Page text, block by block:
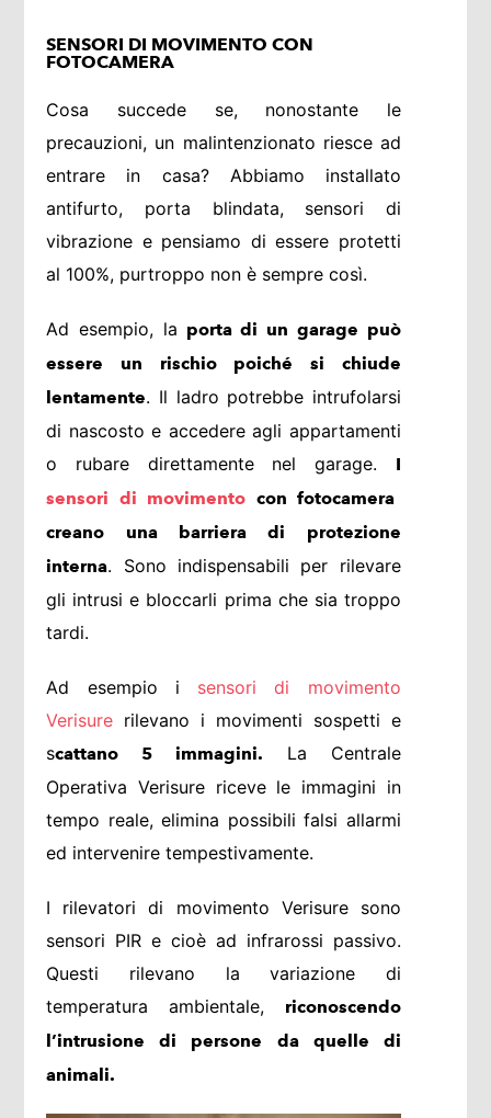
SENSORI DI MOVIMENTO CON
FOTOCAMERA
Cosa succede se, nonostante le
precauzioni, un malintenzionato riesce ad
entrare in casa? Abbiamo installato
antifurto, porta blindata, sensori di
vibrazione e pensiamo di essere protetti
al 100%, purtroppo non è sempre così.
Ad esempio, la porta di un garage può
essere un rischio poiché si chiude
lentamente. Il ladro potrebbe intrufolarsi
di nascosto e accedere agli appartamenti
o rubare direttamente nel garage.
I
sensori di movimento con fotocamera
creano una barriera di protezione
interna. Sono indispensabili per rilevare
gli intrusi e bloccarli prima che sia troppo
tardi.
Ad esempio i sensori di movimento
Verisure rilevano i movimenti sospetti e
scattano 5 immagini. La Centrale
Operativa Verisure riceve le immagini in
tempo reale, elimina possibili falsi allarmi
ed intervenire tempestivamente.
I rilevatori di movimento Verisure sono
sensori PIR e cioè ad infrarossi passivo.
Questi rilevano la variazione di
temperatura ambientale,
riconoscendo
l’intrusione di persone da quelle di
animali.